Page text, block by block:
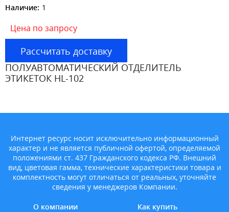
Наличие: 1
Цена по запросу
Рассчитать доставку
ПОЛУАВТОМАТИЧЕСКИЙ ОТДЕЛИТЕЛЬ
ЭТИКЕТОК HL-102
Интернет ресурс носит исключительно информационный
характер и не является публичной офертой, определяемой
положениями ст. 437 Гражданского кодекса РФ. Внешний
вид, цветовая гамма, технические характеристики товара и
комплектность могут отличаться от реальных, уточняйте
сведения у менеджеров Компании.
О компании Как купить